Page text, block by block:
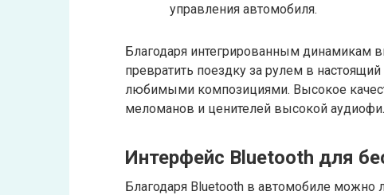
управления автомобиля.
Благодаря интегрированным динамикам
превратить поездку за рулем в
любимыми композициями. Высокое
меломанов и ценителей высокой
Интерфейс Bluetooth для
Благодаря Bluetooth в автомобиле можно